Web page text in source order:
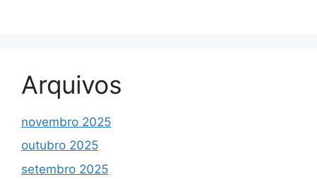
Arquivos
novembro 2025
outubro 2025
setembro 2025